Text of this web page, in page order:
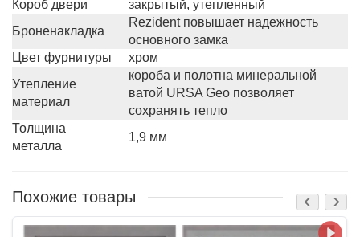
Короб двери
закрытый, утепленный
Броненакладка
Rezident повышает надежность
основного замка
Цвет фурнитуры
хром
Утепление
материал
короба и полотна минеральной
ватой URSA Geo позволяет
сохранять тепло
Толщина
металла
1,9 мм
Похожие товары